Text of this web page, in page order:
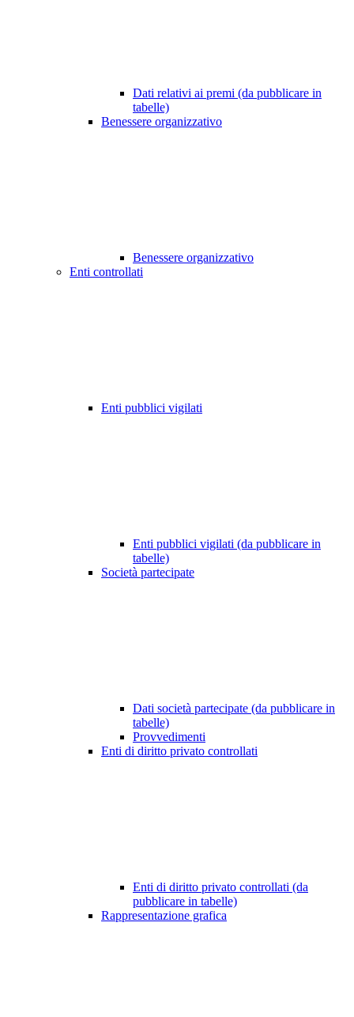
Dati relativi ai premi (da pubblicare in
tabelle)
Benessere organizzativo
Benessere organizzativo
Enti controllati
Enti pubblici vigilati
Enti pubblici vigilati (da pubblicare in
tabelle)
Società partecipate
Dati società partecipate (da pubblicare in
tabelle)
Provvedimenti
Enti di diritto privato controllati
Enti di diritto privato controllati (da
pubblicare in tabelle)
Rappresentazione grafica